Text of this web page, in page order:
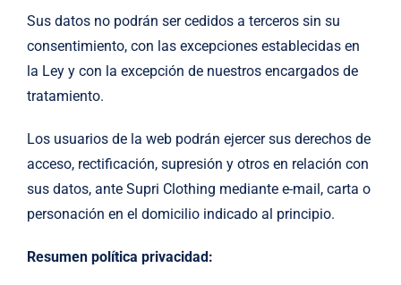
Sus datos no podrán ser cedidos a terceros sin su
consentimiento, con las excepciones establecidas en
la Ley y con la excepción de nuestros encargados de
tratamiento.
Los usuarios de la web podrán ejercer sus derechos de
acceso, rectificación, supresión y otros en relación con
sus datos, ante Supri Clothing mediante e-mail, carta o
personación en el domicilio indicado al principio.
Resumen política privacidad: